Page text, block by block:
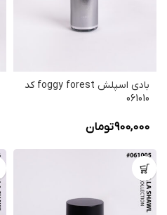
بادی اسپلش foggy forest کد
061010
900,000تومان